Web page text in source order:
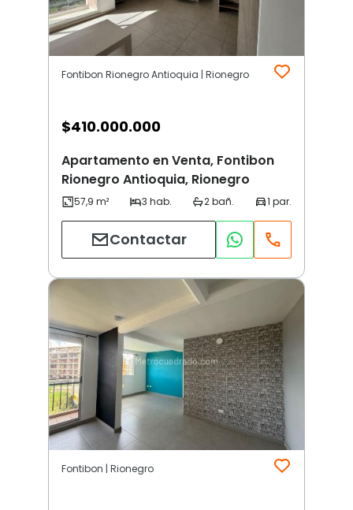
Fontibon Rionegro Antioquia | Rionegro
$410.000.000
Apartamento en Venta, Fontibon
Rionegro Antioquia, Rionegro
Contactar
Fontibon | Rionegro